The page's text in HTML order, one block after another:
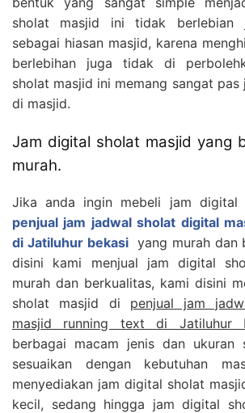
sholat masjid ini tidak berlebian
sebagai hiasan masjid, karena
berlebihan juga tidak di
sholat masjid ini memang sangat pas
di masjid.
Jam digital sholat masjid yang
murah.
Jika anda ingin mebeli jam digital
penjual jam jadwal sholat digital
di Jatiluhur bekasi yang murah dan
disini kami menjual jam digital
murah dan berkualitas, kami disini
sholat masjid di penjual jam
masjid running text di Jatiluhur
berbagai macam jenis dan ukuran
sesuaikan dengan kebutuhan
menyediakan jam digital sholat
kecil, sedang hingga jam digital